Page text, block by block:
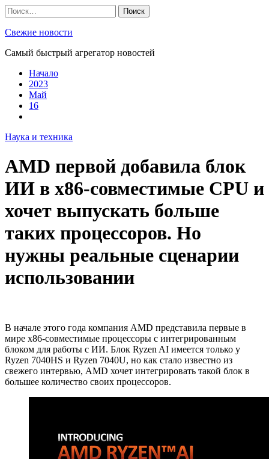
Skip
to
content
Найти:
Свежие новости
Самый быстрый агрегатор новостей
Начало
2023
Май
16
Наука и техника
AMD первой добавила блок
ИИ в x86-совместимые CPU и
хочет выпускать больше
таких процессоров. Но
нужны реальные сценарии
использовании
В начале этого года компания AMD представила первые в
мире x86-совместимые процессоры с интегрированным
блоком для работы с ИИ. Блок Ryzen AI имеется только у
Ryzen 7040HS и Ryzen 7040U, но как стало известно из
свежего интервью, AMD хочет интегрировать такой блок в
большее количество своих процессоров.